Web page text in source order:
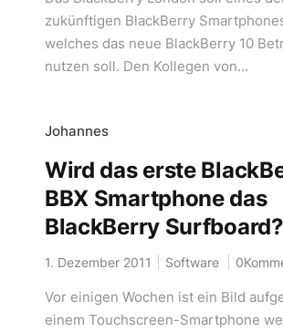
zukünftigen BlackBerry
welches das neue BlackBerry 10
nutzen soll. Den Kollegen von...
Johannes
Wird das erste
BBX Smartphone das
BlackBerry Surfboard?
1. Dezember 2011 Software
Vor einigen Wochen ist ein Bild
einem Touchscreen-Smartphone